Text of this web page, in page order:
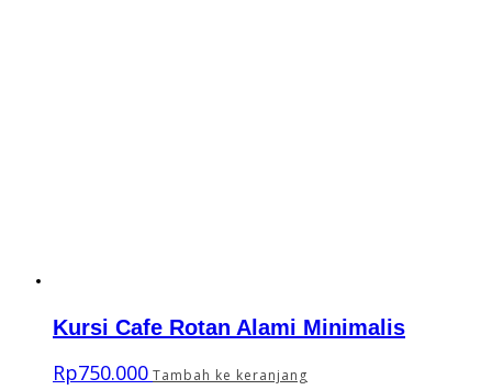
Kursi Cafe Rotan Alami Minimalis
Rp750.000 Tambah ke keranjang